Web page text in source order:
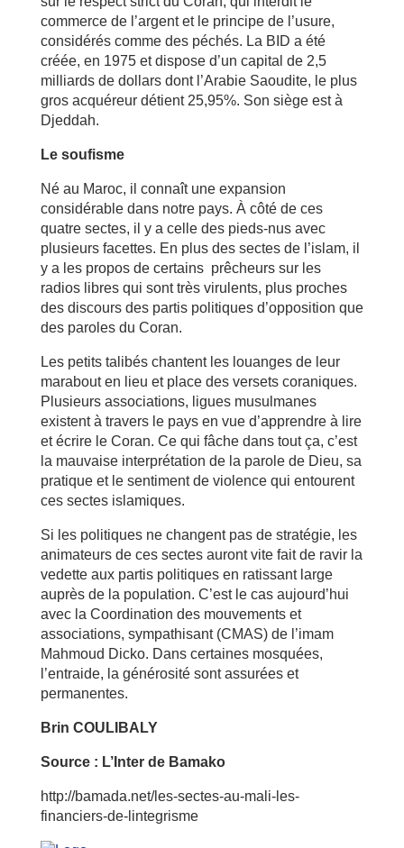
commerce de l’argent et le principe de l’usure,
considérés comme des péchés. La BID a été
créée, en 1975 et dispose d’un capital de 2,5
milliards de dollars dont l’Arabie Saoudite, le plus
gros acquéreur détient 25,95%. Son siège est à
Djeddah.
Le soufisme
Né au Maroc, il connaît une expansion
considérable dans notre pays. À côté de ces
quatre sectes, il y a celle des pieds-nus avec
plusieurs facettes. En plus des sectes de l’islam, il
y a les propos de certains prêcheurs sur les
radios libres qui sont très virulents, plus proches
des discours des partis politiques d’opposition que
des paroles du Coran.
Les petits talibés chantent les louanges de leur
marabout en lieu et place des versets coraniques.
Plusieurs associations, ligues musulmanes
existent à travers le pays en vue d’apprendre à lire
et écrire le Coran. Ce qui fâche dans tout ça, c’est
la mauvaise interprétation de la parole de Dieu, sa
pratique et le sentiment de violence qui entourent
ces sectes islamiques.
Si les politiques ne changent pas de stratégie, les
animateurs de ces sectes auront vite fait de ravir la
vedette aux partis politiques en ratissant large
auprès de la population. C’est le cas aujourd’hui
avec la Coordination des mouvements et
associations, sympathisant (CMAS) de l’imam
Mahmoud Dicko. Dans certaines mosquées,
l’entraide, la générosité sont assurées et
permanentes.
Brin COULIBALY
Source : L’Inter de Bamako
http://bamada.net/les-sectes-au-mali-les-
financiers-de-lintegrisme